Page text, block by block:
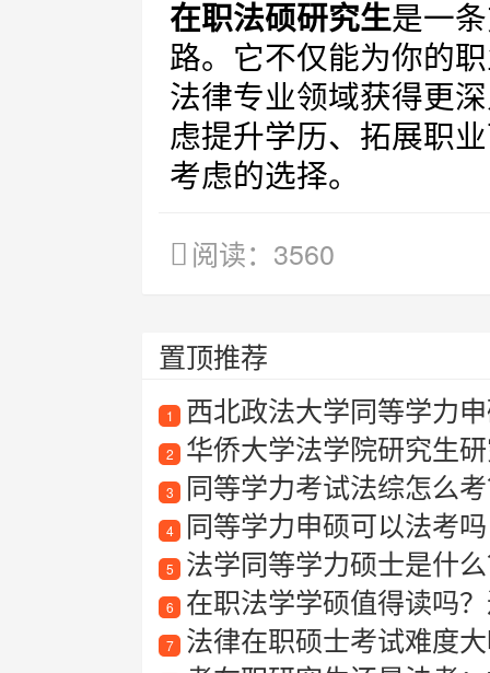
在职法硕研究生是一
路。它不仅能为你的
法律专业领域获得更
虑提升学历、拓展职
考虑的选择。
阅读：3560
置顶推荐
1 西北政法大学同等学力
2 华侨大学法学院研究生
3 同等学力考试法综怎么
4 同等学力申硕可以法考吗
5 法学同等学力硕士是什么？
6 在职法学学硕值得读吗
7 法律在职硕士考试难度